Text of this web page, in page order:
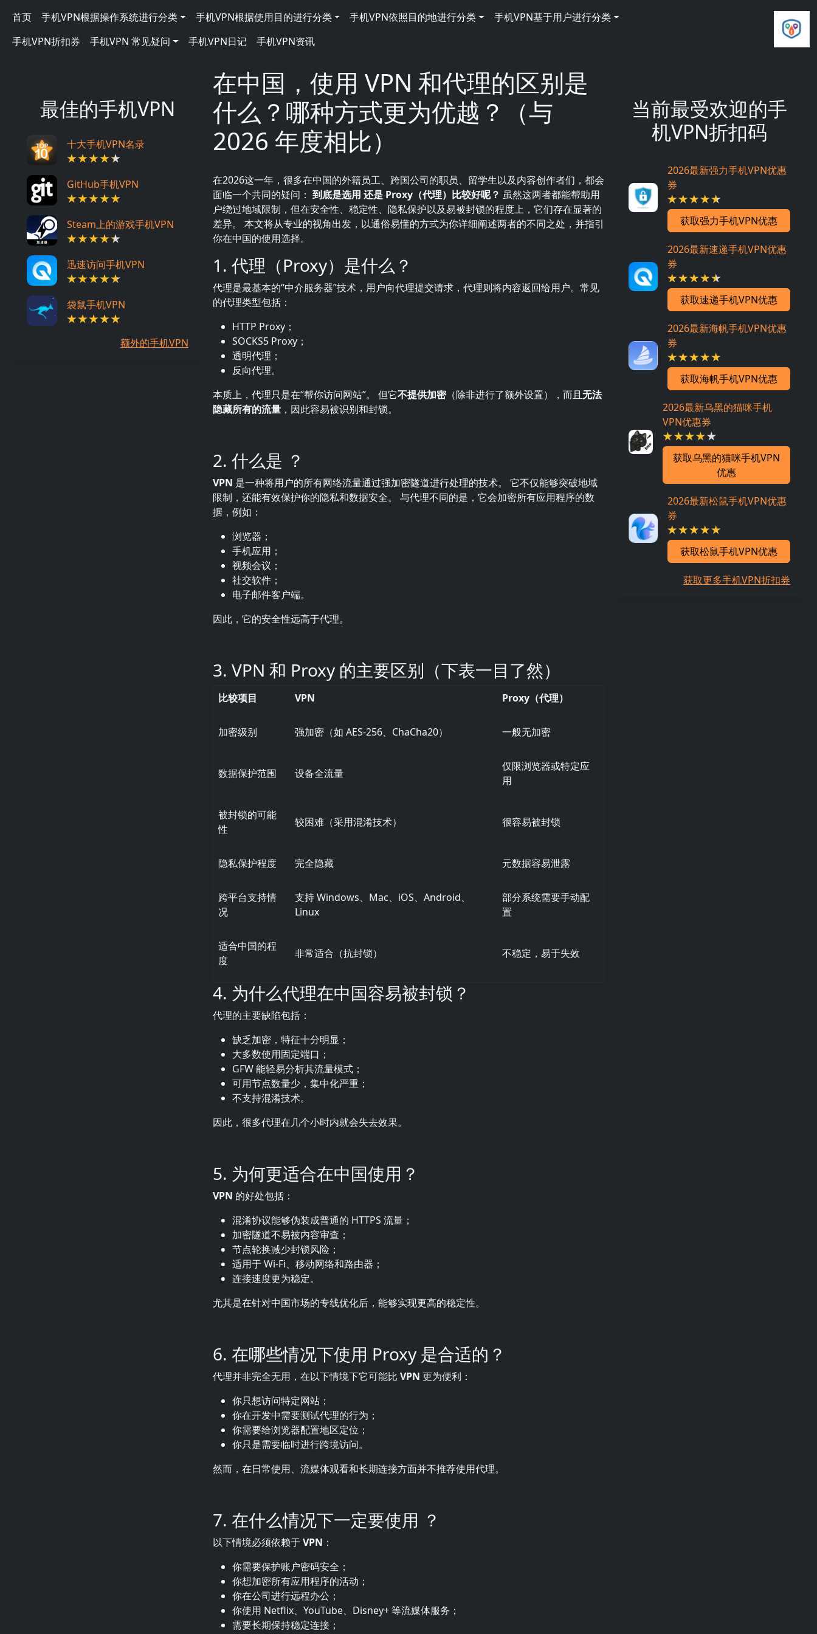
Main navigation
首页 手机VPN根据操作系统进行分类 手机VPN根据使用目的进行分类 手机VPN依照目的地进行分类
手机VPN基于用户进行分类
手机VPN折扣券
手机VPN 常见疑问 手机VPN日记 手机VPN资讯
最佳的手机VPN
十大手机VPN名录
GitHub手机VPN
Steam上的游戏手机VPN
迅速访问手机VPN
袋鼠手机VPN
额外的手机VPN
在中国，使用 VPN 和代理的区别是
什么？哪种方式更为优越？（与
2026 年度相比）
在2026这一年，很多在中国的外籍员工、跨国公司的职员、留学生以及内容创作者们，都会
面临一个共同的疑问： 到底是选用 还是 Proxy（代理）比较好呢？ 虽然这两者都能帮助用
户绕过地域限制，但在安全性、稳定性、隐私保护以及易被封锁的程度上，它们存在显著的
差异。 本文将从专业的视角出发，以通俗易懂的方式为你详细阐述两者的不同之处，并指引
你在中国的使用选择。
1. 代理（Proxy）是什么？
代理是最基本的“中介服务器”技术，用户向代理提交请求，代理则将内容返回给用户。常见
的代理类型包括：
HTTP Proxy；
SOCKS5 Proxy；
透明代理；
反向代理。
本质上，代理只是在“帮你访问网站”。 但它不提供加密（除非进行了额外设置），而且无法
隐藏所有的流量 ，因此容易被识别和封锁。
2. 什么是 ？
VPN 是一种将用户的所有网络流量通过强加密隧道进行处理的技术。 它不仅能够突破地域
限制，还能有效保护你的隐私和数据安全。 与代理不同的是，它会加密所有应用程序的数
据，例如：
浏览器；
手机应用；
视频会议；
社交软件；
电子邮件客户端。
因此，它的安全性远高于代理。
3. VPN 和 Proxy 的主要区别（下表一目了然）
比较项目 VPN Proxy（代理）
加密级别 强加密（如 AES-256、ChaCha20） 一般无加密
数据保护范围 设备全流量
仅限浏览器或特定应
用
被封锁的可能
性
较困难（采用混淆技术） 很容易被封锁
隐私保护程度 完全隐藏 元数据容易泄露
跨平台支持情
况
支持 Windows、Mac、iOS、Android、
Linux
部分系统需要手动配
置
适合中国的程
度
非常适合（抗封锁） 不稳定，易于失效
4. 为什么代理在中国容易被封锁？
代理的主要缺陷包括：
缺乏加密，特征十分明显；
大多数使用固定端口；
GFW 能轻易分析其流量模式；
可用节点数量少，集中化严重；
不支持混淆技术。
因此，很多代理在几个小时内就会失去效果。
5. 为何更适合在中国使用？
VPN 的好处包括：
混淆协议能够伪装成普通的 HTTPS 流量；
加密隧道不易被内容审查；
节点轮换减少封锁风险；
适用于 Wi-Fi、移动网络和路由器；
连接速度更为稳定。
尤其是在针对中国市场的专线优化后，能够实现更高的稳定性。
6. 在哪些情况下使用 Proxy 是合适的？
代理并非完全无用，在以下情境下它可能比 VPN 更为便利：
你只想访问特定网站；
你在开发中需要测试代理的行为；
你需要给浏览器配置地区定位；
你只是需要临时进行跨境访问。
然而，在日常使用、流媒体观看和长期连接方面并不推荐使用代理。
7. 在什么情况下一定要使用 ？
以下情境必须依赖于VPN ：
你需要保护账户密码安全；
你想加密所有应用程序的活动；
你在公司进行远程办公；
你使用 Netflix、YouTube、Disney+ 等流媒体服务；
需要长期保持稳定连接；
当前最受欢迎的手
机VPN折扣码
2026最新强力手机VPN优惠
券
获取强力手机VPN优惠
2026最新速递手机VPN优惠
券
获取速递手机VPN优惠
2026最新海帆手机VPN优惠
券
获取海帆手机VPN优惠
2026最新乌黑的猫咪手机
VPN优惠券
获取乌黑的猫咪手机VPN
优惠
2026最新松鼠手机VPN优惠
券
获取松鼠手机VPN优惠
获取更多手机VPN折扣券